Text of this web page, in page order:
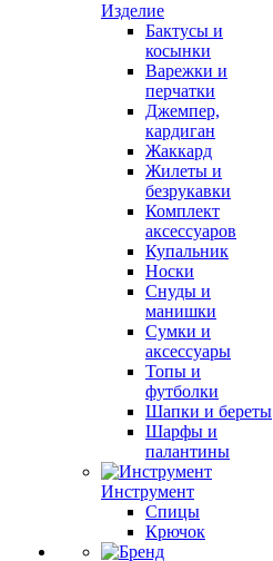
Изделие
Бактусы и
косынки
Варежки и
перчатки
Джемпер,
кардиган
Жаккард
Жилеты и
безрукавки
Комплект
аксессуаров
Купальник
Носки
Снуды и
манишки
Сумки и
аксессуары
Топы и
футболки
Шапки и береты
Шарфы и
палантины
Инструмент
Спицы
Крючок